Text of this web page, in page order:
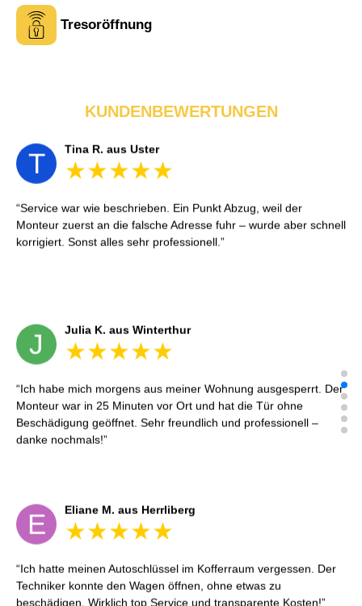
Tresoröffnung
KUNDENBEWERTUNGEN
Sehr freundlich am Telefon und vor Ort. Die Türöffnung ging
schnell, aber ich musste 5 Minuten auf den Rückruf warten.
T Tina R. aus Uster
Service war wie beschrieben. Ein Punkt Abzug, weil der
Monteur zuerst an die falsche Adresse fuhr – wurde aber schnell
korrigiert. Sonst alles sehr professionell.
J Julia K. aus Winterthur
Ich habe mich morgens aus meiner Wohnung ausgesperrt. Der
Monteur war in 25 Minuten vor Ort und hat die Tür ohne
Beschädigung geöffnet. Sehr freundlich und professionell –
danke nochmals!
E Eliane M. aus Herrliberg
Ich hatte meinen Autoschlüssel im Kofferraum vergessen. Der
Techniker konnte den Wagen öffnen, ohne etwas zu
beschädigen. Wirklich top Service und transparente Kosten!